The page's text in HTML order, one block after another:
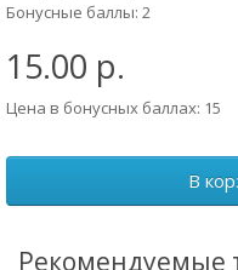
Бонусные баллы: 2
15.00 р.
Цена в бонусных баллах: 15
В
Рекомендуемые